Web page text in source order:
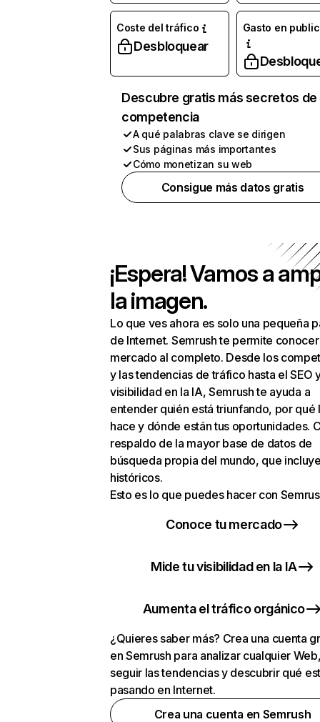
Coste del tráfico
Desbloquear
Gasto en
Descubre gratis más secretos de
competencia
A qué palabras clave se dirigen
Sus páginas más importantes
Cómo monetizan su web
Consigue más datos gratis
¡Espera! Vamos a
la imagen.
Lo que ves ahora es solo una pequeña
de Internet. Semrush te permite
mercado al completo. Desde los
y las tendencias de tráfico hasta el SEO
visibilidad en la IA, Semrush te ayuda a
entender quién está triunfando, por qué
hace y dónde están tus oportunidades.
respaldo de la mayor base de datos de
búsqueda propia del mundo, que
históricos.
Esto es lo que puedes hacer con
Conoce tu mercado
Mide tu visibilidad en la IA
Aumenta el tráfico orgánico
¿Quieres saber más? Crea una cuenta
en Semrush para analizar cualquier
seguir las tendencias y descubrir qué
pasando en Internet.
Crea una cuenta en Semrush